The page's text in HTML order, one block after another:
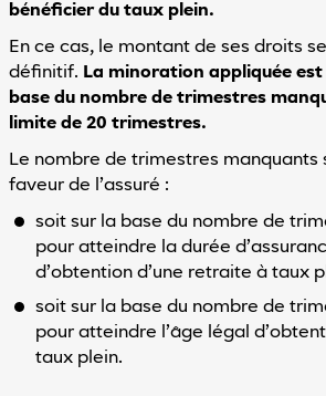
bénéficier du taux plein.
En ce cas, le montant de ses droits
définitif. La minoration appliquée est
base du nombre de trimestres
limite de 20 trimestres.
Le nombre de trimestres manquants
faveur de l’assuré :
soit sur la base du nombre de
pour atteindre la durée
d’obtention d’une retraite à taux
soit sur la base du nombre de
pour atteindre l’âge légal
taux plein.